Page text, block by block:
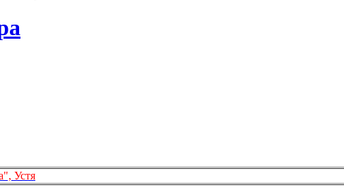
Устя